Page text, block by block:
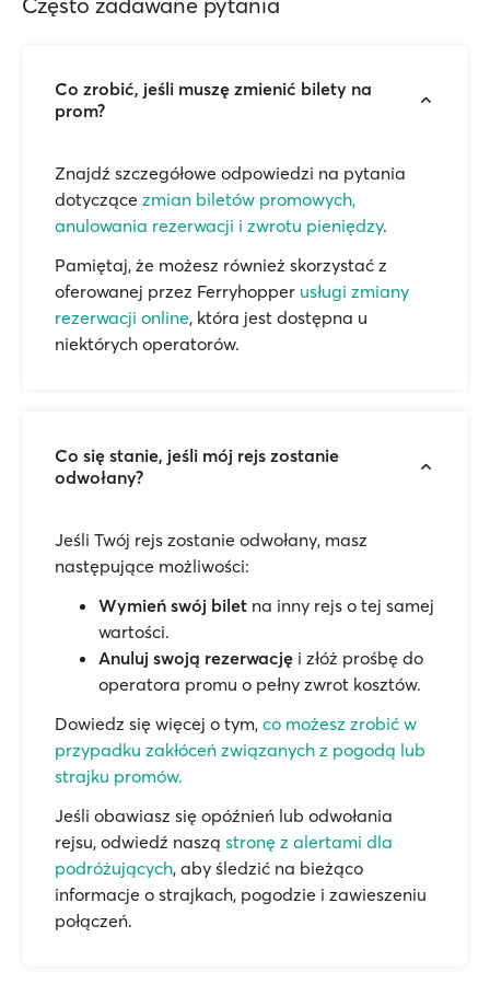
Co zrobić, jeśli muszę zmienić bilety na
prom?
Znajdź szczegółowe odpowiedzi na pytania
dotyczące zmian biletów promowych,
anulowania rezerwacji i zwrotu pieniędzy.
Pamiętaj, że możesz również skorzystać z
oferowanej przez Ferryhopper usługi zmiany
rezerwacji online, która jest dostępna u
niektórych operatorów.
Co się stanie, jeśli mój rejs zostanie
odwołany?
Jeśli Twój rejs zostanie odwołany, masz
następujące możliwości:
Wymień swój bilet na inny rejs o tej samej
wartości.
Anuluj swoją rezerwację i złóż prośbę do
operatora promu o pełny zwrot kosztów.
Dowiedz się więcej o tym, co możesz zrobić w
przypadku zakłóceń związanych z pogodą lub
strajku promów.
Jeśli obawiasz się opóźnień lub odwołania
rejsu, odwiedź naszą stronę z alertami dla
podróżujących, aby śledzić na bieżąco
informacje o strajkach, pogodzie i zawieszeniu
połączeń.